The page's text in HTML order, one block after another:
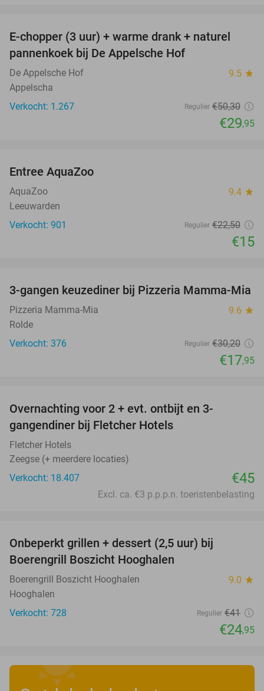
40%
E-chopper (3 uur) + warme drank + naturel
pannenkoek bij De Appelsche Hof
De Appelsche Hof 9.5 star
Appelscha
Verkocht: 1.267
Regulier €50,30
€29,95
Entree AquaZoo
AquaZoo 9.4 star
Leeuwarden
Verkocht: 901
Regulier €22,50
€15
41%
3-gangen keuzediner bij Pizzeria Mamma-Mia
Pizzeria Mamma-Mia 9.6 star
Rolde
Verkocht: 376
Regulier €30,20
€17,95
Overnachting voor 2 + evt. ontbijt en 3-
gangendiner bij Fletcher Hotels
Fletcher Hotels
Zeegse (+ meerdere locaties)
Verkocht: 18.407
€45
Excl. ca. €3 p.p.p.n. toeristenbelasting
Onbeperkt grillen + dessert (2,5 uur) bij
Boerengrill Boszicht Hooghalen
Boerengrill Boszicht Hooghalen 9.0 star
Hooghalen
Verkocht: 728
Regulier €41
€24,95